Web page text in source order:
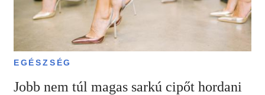
EGÉSZSÉG
Jobb nem túl magas sarkú cipőt hordani